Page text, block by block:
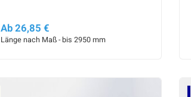
Ab 26,85 €
Länge nach Maß - bis 2950 mm